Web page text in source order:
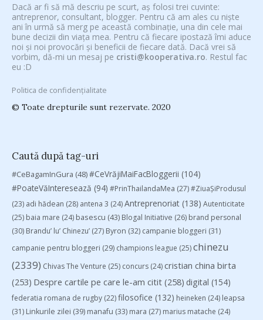
Dacă ar fi să mă descriu pe scurt, aș folosi trei cuvinte:
antreprenor, consultant, blogger. Pentru că am ales cu niște
ani în urmă să merg pe această combinație, una din cele mai
bune decizii din viața mea. Pentru că fiecare ipostază îmi aduce
noi și noi provocări și beneficii de fiecare dată. Dacă vrei să
vorbim, dă-mi un mesaj pe cristi@kooperativa.ro. Restul fac
eu :D
Politica de confidențialitate
© Toate drepturile sunt rezervate. 2020
Caută după tag-uri
#CeBagamInGura (48)#CeVrăjiMaiFacBloggerii (104)
#PoateVăInteresează (94) #PrinThailandaMea (27)#ZiuaȘiProdusul
(23) adi hădean (28) antena 3 (24)Antreprenoriat (138) Autenticitate
(25) baia mare (24) basescu (43) Blogal Initiative (26) brand personal
(30) Brandu’ lu’ Chinezu’ (27) Byron (32) campanie bloggeri (31)
campanie pentru bloggeri (29) champions league (25)chinezu
(2339) Chivas The Venture (25) concurs (24)cristian china birta
(253) Despre cartile pe care le-am citit (258) digital (154)
federatia romana de rugby (22)filosofice (132) heineken (24) leapsa
(31) Linkurile zilei (39) manafu (33) mara (27) marius matache (24)